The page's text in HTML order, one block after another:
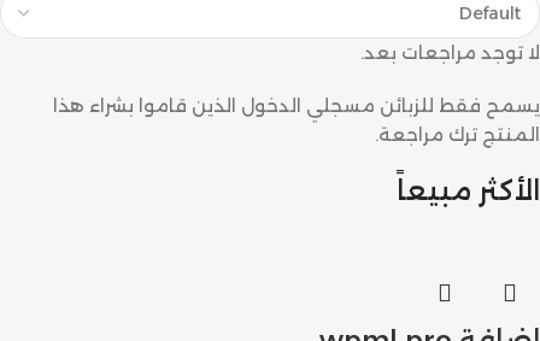
لا توجد مراجعات بعد.
يسمح فقط للزبائن مسجلي الدخول الذين قاموا بشراء هذا
المنتج ترك مراجعة.
الأكثر مبيعاً